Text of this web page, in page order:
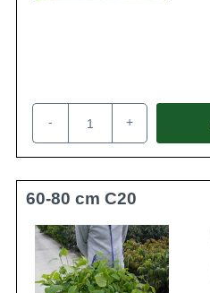
- +
60-80 cm C20